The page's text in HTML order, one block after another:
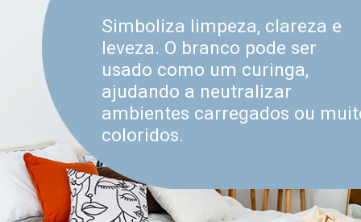
Simboliza limpeza, clareza e
leveza. O branco pode ser
usado como um curinga,
ajudando a neutralizar
ambientes carregados ou
coloridos.